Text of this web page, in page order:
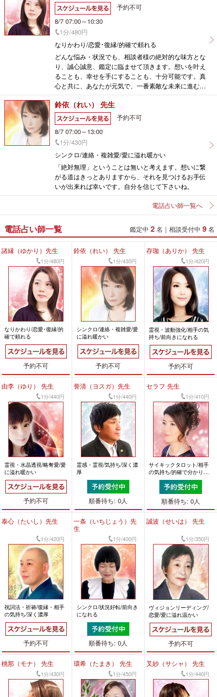
予約不可
8/7 07:00～10:30
1分/480円
なりかわり/恋愛･復縁/的確で頼れる
どんな悩み・状況でも、相談者様の絶対的な味方とな
り、誠心誠意、鑑定に臨ませて頂きます。想いを叶え
ることも、幸せを手にすることも、十分可能です。真
心と共に、あなたが元気で、一番素敵な未来に進むた
めのお手伝いをさせて頂きます。
鈴依（れい） 先生
予約不可
8/7 07:00～13:00
1分/430円
シンクロ/連絡・複雑愛/愛に溢れ暖かい
「絶対無理」ということは無いと考えます。想いに繋
がる道はきっとありますから、それを見つけるお手伝
いが出来れば幸いです。自分を信じて下さいね。
電話占い師一覧へ
電話占い師一覧 鑑定中 2 名｜ 相談受付中 9 名
諸縁（ゆかり）先生
1分/480円
なりかわり/恋愛･復縁/的
確で頼れる
予約不可
鈴依（れい） 先生
1分/430円
シンクロ/連絡・複雑愛/愛
に溢れ暖かい
予約不可
存珈（ありか） 先生
1分/420円
霊視・波動強化/相手の気
持ち/前向きになれる
予約不可
由李（ゆり） 先生
1分/440円
霊視・水晶透視/略奪愛/愛
に溢れ暖かい
予約不可
誉清（ヨスガ）先生
1分/440円
霊感・霊視/気持ち/深く濃
厚
順番待ち: 0人
セラフ 先生
1分/410円
サイキックタロット/相手
の気持ち/的確で分かりや
すい
順番待ち: 0人
泰心（たいし）先生
1分/420円
祝詞法・祈祷/復縁・相手
の気持ち/深く濃厚
予約不可
一条（いちじょう）先
生
1分/400円
シンクロ/状況好転/前向き
になれる
順番待ち: 0人
誠波（せいは） 先生
1分/350円
ヴィジョンリーディング/
恋愛/愛に溢れ温かい
予約不可
桃那（モナ） 先生
1分/430円
環希（たまき） 先生
1分/450円
叉紗（サシャ） 先生
1分/440円